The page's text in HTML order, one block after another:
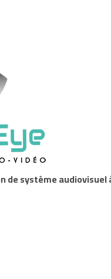
système audiovisuel